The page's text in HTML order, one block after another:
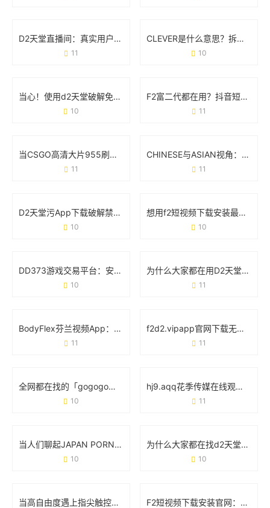
D2天堂直播间：真实用户都在看什么？这些功能你可能不知道
11
CLEVER是什么意思？拆解它的多重含义与实用场景
10
当心！使用d2天堂破解免费版可能让你付出这些代价
10
F2富二代都在用？抖音短视频官方破解版到底是个啥？
11
当CSGO高清大片955刷屏时 玩家们到底在讨论什么？
11
CHINESE与ASIAN视角：GAY群体在XXX文化中的真实处境
11
D2天堂污App下载破解禁黄版背后：你需要知道的真相与风险
10
想用f2短视频下载安装最新版下载app？先看完这篇避坑指南！
10
DD373游戏交易平台：安全、高效与玩家信赖的虚拟经济枢纽
10
为什么大家都在用D2天堂成版人短视频app无限版？这5点说透了
11
BodyFlex芬兰视频App：重新定义你的健身方式
11
f2d2.vipapp官网下载无限看：你的随身娱乐宝库
11
全网都在找的「gogogo免费高清完整版」，到底有多香？
10
hj9.aqq花季传媒在线观看：年轻人的娱乐新选择
11
当人们聊起JAPAN PORN XXX时 他们究竟在关注什么？
10
为什么大家都在找d2天堂污app下载官网版？看完这篇你就懂了
10
当高自由度遇上指尖触控：聊聊**Honey Select2手机版**的真实体验 F2短视频下载安装官网：轻松获取官方资源，解锁海量视频玩法